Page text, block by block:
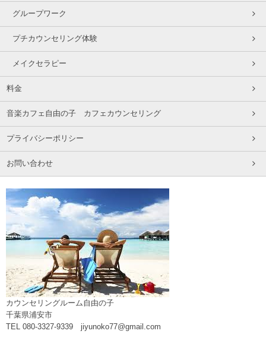
グループワーク
プチカウンセリング体験
メイクセラピー
料金
音楽カフェ自由の子 カフェカウンセリング
プライバシーポリシー
お問い合わせ
カウンセリングルーム自由の子
千葉県浦安市
TEL 080-3327-9339 jiyunoko77@gmail.com